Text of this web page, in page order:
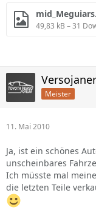
49,83 kB – 31
Versojaner
Meister
11. Mai 2010
Ja, ist ein schönes
unscheinbares
Ich müsste mal
die letzten Teile